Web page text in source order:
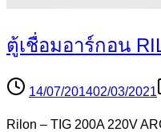
ตู้เชื่อมอาร์กอน
14/07/201402/03/2021
Rilon – TIG 200A 220V